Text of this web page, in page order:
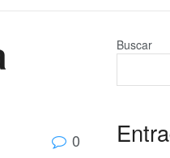
0
Buscar